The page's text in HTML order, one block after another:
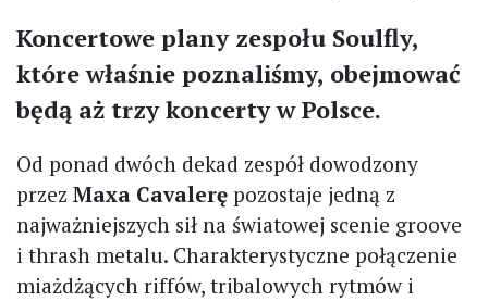
Koncertowe plany zespołu Soulfly,
które właśnie poznaliśmy, obejmować
będą aż trzy koncerty w Polsce.
Od ponad dwóch dekad zespół dowodzony
przez Maxa Cavalerę pozostaje jedną z
najważniejszych sił na światowej scenie groove
i thrash metalu. Charakterystyczne połączenie
miażdżących riffów, tribalowych rytmów i